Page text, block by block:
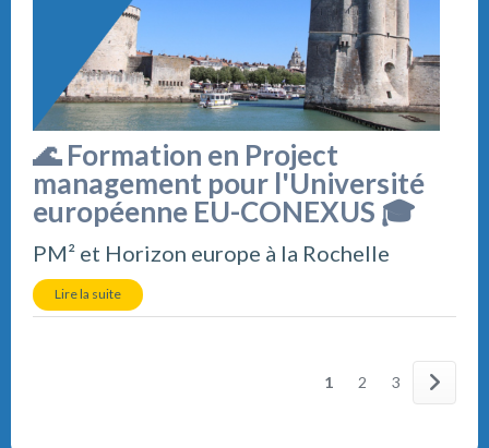
🌊 Formation en Project
management pour l'Université
européenne EU-CONEXUS 🎓
PM² et Horizon europe à la Rochelle
Lire la suite
1 2 3